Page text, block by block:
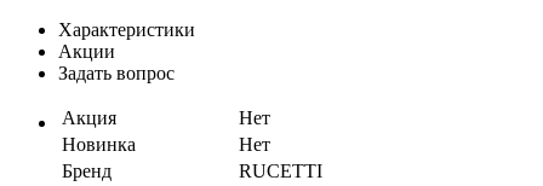
Характеристики
Акции
Задать вопрос
Акция
Нет
Новинка
Нет
Бренд
RUCETTI